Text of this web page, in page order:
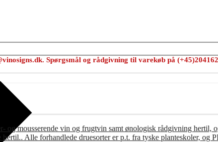
Spørgsmål og rådgivning til varekøb på
og mousserende vin og frugtvin samt ønologisk rådgivning hertil,
Alle forhandlede druesorter er p.t. fra tyske planteskoler, og